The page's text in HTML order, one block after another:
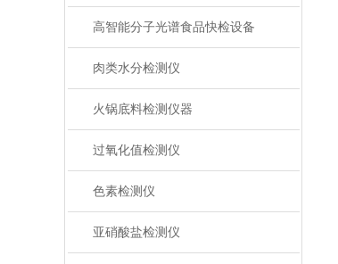
高智能分子光谱食品快检设备
肉类水分检测仪
火锅底料检测仪器
过氧化值检测仪
色素检测仪
亚硝酸盐检测仪